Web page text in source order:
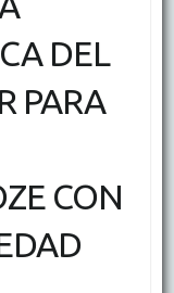
DEL
PARA
CON